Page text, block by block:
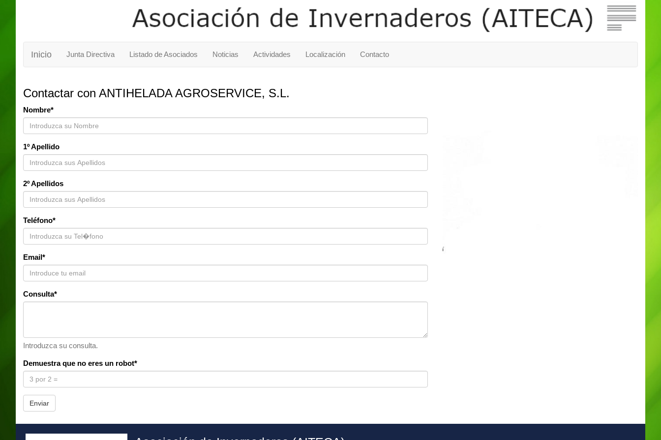
Inicio Junta Directiva Listado de Asociados Noticias Actividades Localización Contacto
Contactar con ANTIHELADA AGROSERVICE, S.L.
Nombre*
1º Apellido
2º Apellidos
Teléfono*
Email*
Consulta*
Introduzca su consulta.
Demuestra que no eres un robot*
Enviar